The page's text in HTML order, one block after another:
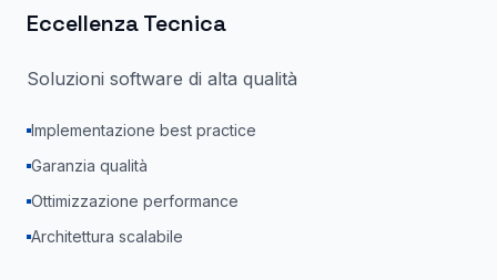
Eccellenza Tecnica
Soluzioni software di alta qualità
Implementazione best practice
Garanzia qualità
Ottimizzazione performance
Architettura scalabile